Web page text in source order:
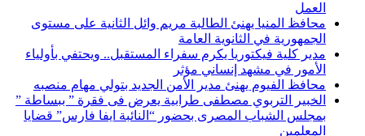
العمل
محافظ المنيا يهنئ الطالبة مريم وائل الثانية على مستوى
الجمهورية في الثانوية العامة
مدير كلية فيكتوريا يكرم سفراء المستقبل.. ويحتفي بأولياء
الأمور في مشهد إنساني مؤثر
محافظ الفيوم يهنئ مدير الأمن الجديد بتولي مهام منصبه
الخبير التربوي مصطفى طرابية يعرض فى فقرة ” ببساطة ”
بمجلس الشباب المصرى بحضور “النائبة ايفا فارس” قضايا
المعلمين